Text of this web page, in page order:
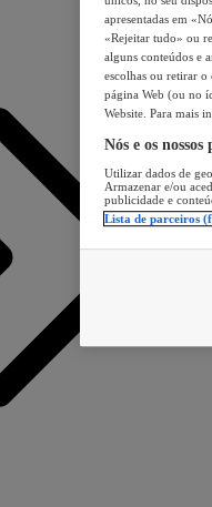
apresentadas em
«Rejeitar tudo» ou
alguns conteúdos e
escolhas ou retirar
página Web (ou no
Website. Para mais
Nós e os
Utilizar dados de
Armazenar e/ou
publicidade e
Lista de parceiros